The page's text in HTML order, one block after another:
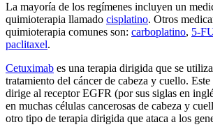
La mayoría de los regímenes incluyen un
quimioterapia llamado cisplatino. Otros
quimioterapia comunes son: carboplatino, 5-
paclitaxel.
Cetuximab es una terapia dirigida que se
tratamiento del cáncer de cabeza y cuello.
dirige al receptor EGFR (por sus siglas en
en muchas células cancerosas de cabeza y
otro tipo de terapia dirigida que ataca a los